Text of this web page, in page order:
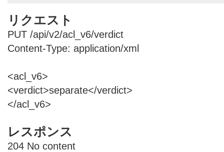
リクエスト
PUT /api/v2/acl_v6/verdict
Content-Type: application/xml
<acl_v6>
<verdict>separate</verdict>
</acl_v6>
レスポンス
204 No content